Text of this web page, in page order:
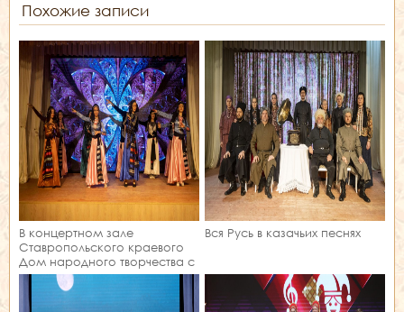
Похожие записи
В концертном зале
Ставропольского краевого
Дом народного творчества с
отчетной творческой
программой выступил
народный ансамбль
Вся Русь в казачьих песнях